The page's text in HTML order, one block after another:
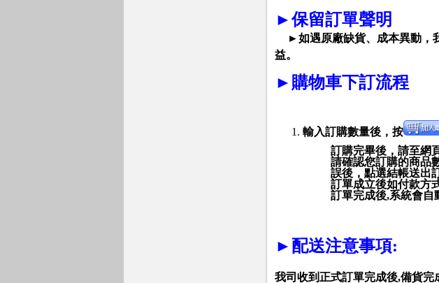
►保留訂單聲明
►如遇原廠缺貨、成本異動，
益。
► 購物車下訂流程
輸入訂購數量後，按
訂購完畢後，請至網
請確認您訂購的商品
誤後，點選結帳送出
訂單成立後如付款方
訂單完成後,系統會自
► 配送注意事項:
我司收到正式訂單完成後,備貨完